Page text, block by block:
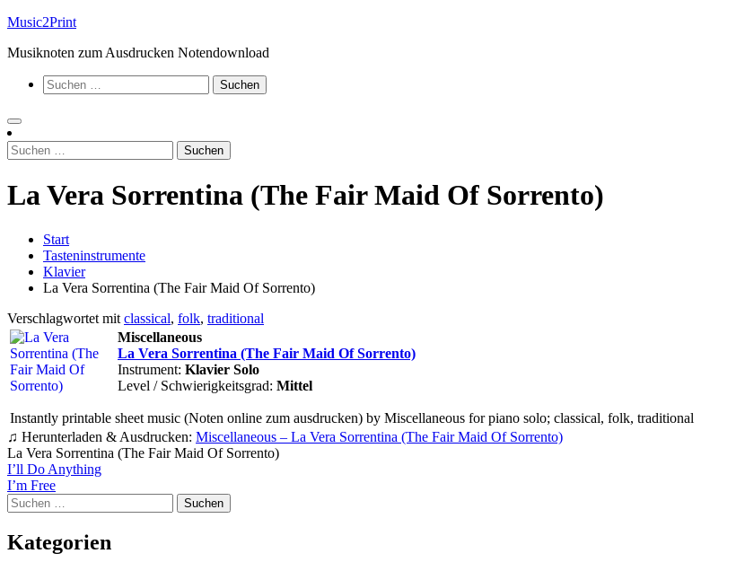
Zum
springen
Music2Print
Musiknoten zum Ausdrucken Notendownload
Suchen
nach:
Suchen
nach:
La Vera Sorrentina (The Fair Maid Of Sorrento)
Start
Tasteninstrumente
Klavier
La Vera Sorrentina (The Fair Maid Of Sorrento)
Verschlagwortet mit classical, folk, traditional
Miscellaneous
La Vera Sorrentina (The Fair Maid Of Sorrento)
Instrument: Klavier Solo
Level / Schwierigkeitsgrad: Mittel
Instantly printable sheet music (Noten online zum ausdrucken) by Miscellaneous for piano solo; classical, folk, traditional
♫ Herunterladen & Ausdrucken: Miscellaneous – La Vera Sorrentina (The Fair Maid Of Sorrento)
La Vera Sorrentina (The Fair Maid Of Sorrento)
Beitragsnavigation
I’ll Do Anything
I’m Free
Suchen
nach:
Kategorien